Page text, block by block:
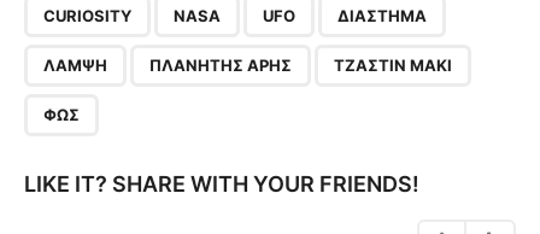
t
CURIOSITY NASA UFO ΔΙΆΣΤΗΜΑ
ΛΆΜΨΗ ΠΛΑΝΉΤΗΣ ΆΡΗΣ ΤΖΆΣΤΙΝ ΜΆΚΙ
ΦΩΣ
LIKE IT? SHARE WITH YOUR FRIENDS!